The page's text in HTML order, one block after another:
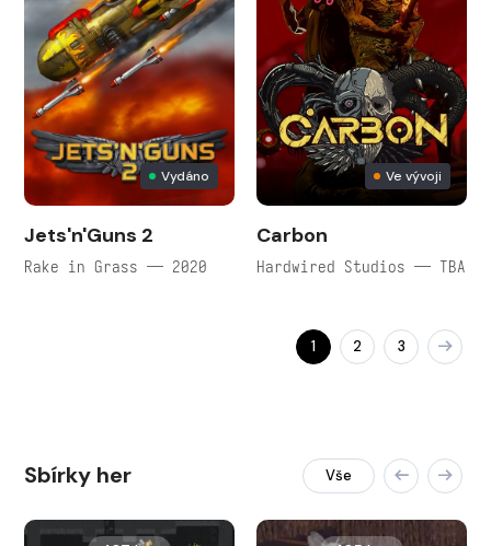
Vydáno
Jets'n'Guns 2
Rake in Grass — 2020
Ve vývoji
Carbon
Hardwired Studios — TBA
1 2 3
Sbírky her Vše